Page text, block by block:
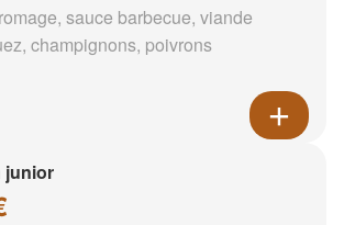
sauce barbecue, viande
champignons, poivrons
junior